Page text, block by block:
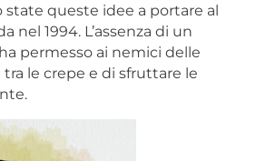
state queste idee a portare al
nel 1994. L’assenza di un
permesso ai nemici delle
le crepe e di sfruttare le